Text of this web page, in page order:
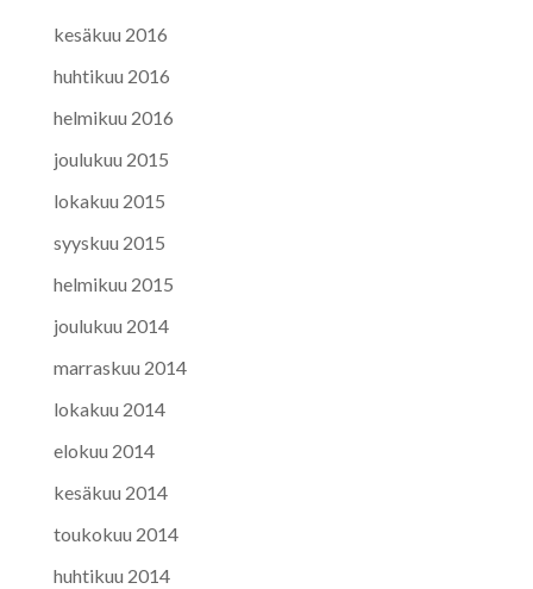
kesäkuu 2016
huhtikuu 2016
helmikuu 2016
joulukuu 2015
lokakuu 2015
syyskuu 2015
helmikuu 2015
joulukuu 2014
marraskuu 2014
lokakuu 2014
elokuu 2014
kesäkuu 2014
toukokuu 2014
huhtikuu 2014